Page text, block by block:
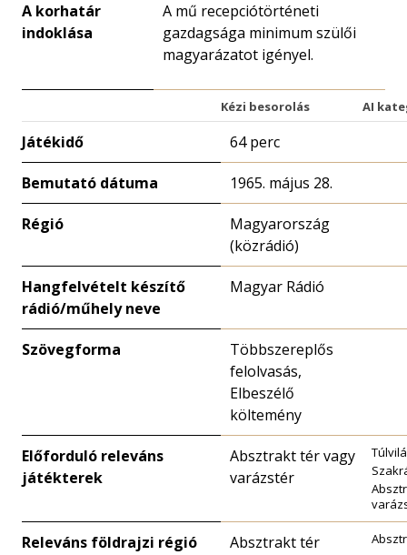
A korhatár
indoklása
A mű recepciótörténeti
gazdagsága minimum szülői
magyarázatot igényel.
Kézi besorolás AI
Játékidő 64 perc
Bemutató dátuma 1965. május 28.
Régió
Magyarország
(közrádió)
Hangfelvételt készítő
rádió/műhely neve
Magyar Rádió
Szövegforma
Többszereplős
felolvasás,
Elbeszélő
költemény
Előforduló releváns
játékterek
Absztrakt tér vagy
varázstér
Releváns földrajzi régió Absztrakt tér